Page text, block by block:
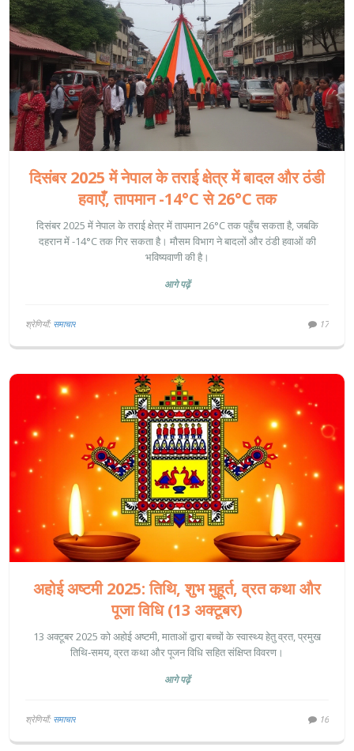
दिसंबर 2025 में नेपाल के तराई क्षेत्र में बादल और ठंडी
हवाएँ, तापमान -14°C से 26°C तक
दिसंबर 2025 में नेपाल के तराई क्षेत्र में तापमान 26°C तक पहुँच सकता है, जबकि
दहरान में -14°C तक गिर सकता है। मौसम विभाग ने बादलों और ठंडी हवाओं की
भविष्यवाणी की है।
आगे पढ़ें
श्रेणियाँ: समाचार 17
अहोई अष्टमी 2025: तिथि, शुभ मुहूर्त, व्रत कथा और
पूजा विधि (13 अक्टूबर)
13 अक्टूबर 2025 को अहोई अष्टमी, माताओं द्वारा बच्चों के स्वास्थ्य हेतु व्रत, प्रमुख
तिथि‑समय, व्रत कथा और पूजन विधि सहित संक्षिप्त विवरण।
आगे पढ़ें
श्रेणियाँ: समाचार 16